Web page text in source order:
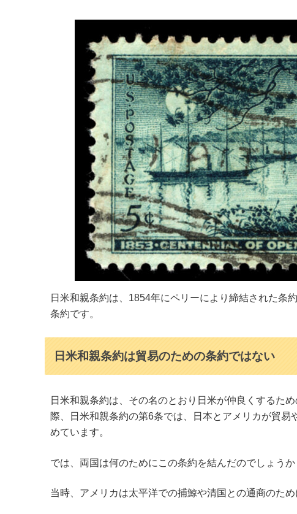
日米和親条約は、1854年にペリーにより締結された条
条約です。
日米和親条約は貿易のための条約ではない
日米和親条約は、その名のとおり日米が仲良くするた
際、日米和親条約の第6条では、日本とアメリカが貿
めています。
では、両国は何のためにこの条約を結んだのでしょうか
当時、アメリカは太平洋での捕鯨や清国との通商のた